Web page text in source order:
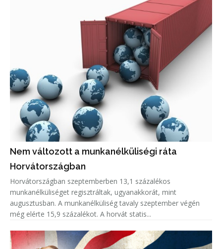
Nem változott a munkanélküliségi ráta
Horvátországban
Horvátországban szeptemberben 13,1 százalékos
munkanélküliséget regisztráltak, ugyanakkorát, mint
augusztusban. A munkanélküliség tavaly szeptember végén
még elérte 15,9 százalékot. A horvát statis...